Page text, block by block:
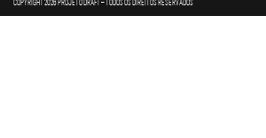
COPYRIGHT 2026 PROJETO DRAFT – TODOS OS DIREITOS RESERVADOS